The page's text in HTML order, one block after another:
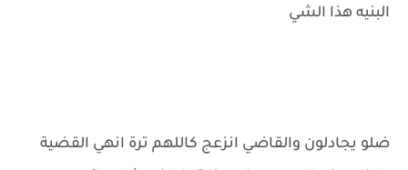
البنيه هذا الشي
ضلو يجادلون والقاضي انزعج كاللهم ترة انهي القضية